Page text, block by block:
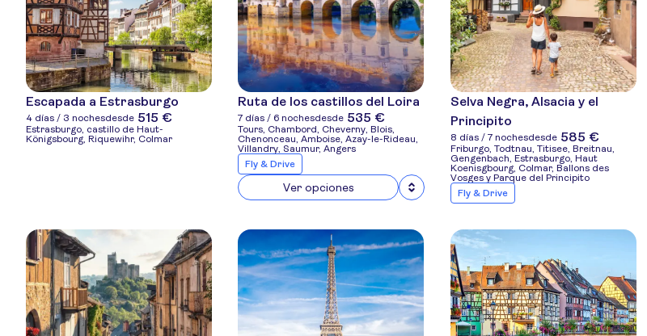
Escapada a Estrasburgo
4 días / 3 nochesdesde 515 €
Estrasburgo, castillo de Haut-
Königsbourg, Riquewihr, Colmar
Ruta de los castillos del Loira
7 días / 6 nochesdesde 535 €
Tours, Chambord, Cheverny, Blois,
Chenonceau, Amboise, Azay-le-Rideau,
Villandry, Saumur, Angers
Fly & Drive
Ver opciones
Selva Negra, Alsacia y el
Principito
8 días / 7 nochesdesde 585 €
Friburgo, Todtnau, Titisee, Breitnau,
Gengenbach, Estrasburgo, Haut
Koenisgbourg, Colmar, Ballons des
Vosges y Parque del Principito
Fly & Drive